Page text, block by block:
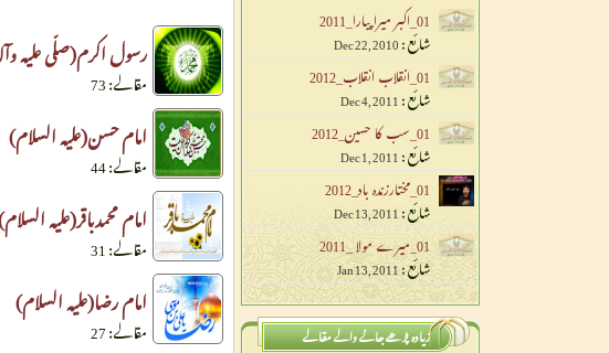
رسول اکرم(صلّی علیہ
مقالے: 73
امام حسن(علیہ السلام)
مقالے: 44
امام محمدباقر(علیہ
مقالے: 31
امام رضا(علیہ السلام)
مقالے: 27
01_اکبر میراپیارا_2011
شائع :Dec 22, 2010
01_انقلاب انقلاب_2012
شائع :Dec 4, 2011
01_سب کا حسین_2012
شائع :Dec 1, 2011
01_مختارزندہ باد_2012
شائع :Dec 13, 2011
01_میرے مولا _2011
شائع :Jan 13, 2011
زیادہ پڑھے جانے والے مقالے